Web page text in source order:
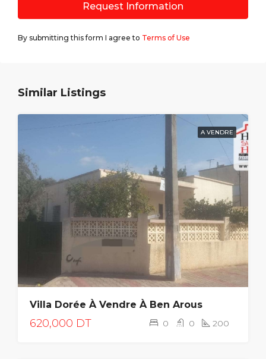
Request Information
By submitting this form I agree to Terms of Use
Similar Listings
A VENDRE
Villa Dorée À Vendre À Ben Arous
620,000 DT 0 0 200